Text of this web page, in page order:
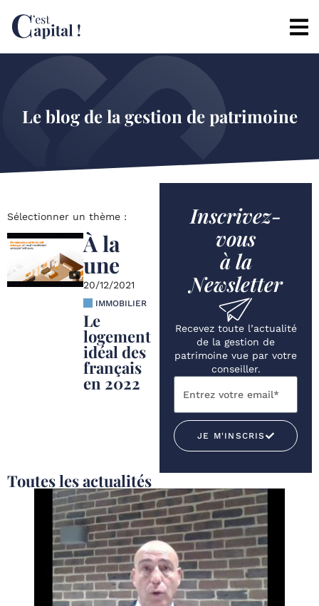
Le blog de la gestion de patrimoine
Sélectionner un thème :
À la
une
20/12/2021
IMMOBILIER
Le
logement
idéal des
français
en 2022
Inscrivez-
vous
à la
Newsletter
Recevez toute l’actualité
de la gestion de
patrimoine vue par votre
conseiller.
JE M'INSCRIS
Toutes les actualités